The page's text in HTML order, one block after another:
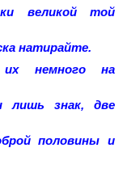
великой той
натирайте.
немного на
лишь знак, две
половины и